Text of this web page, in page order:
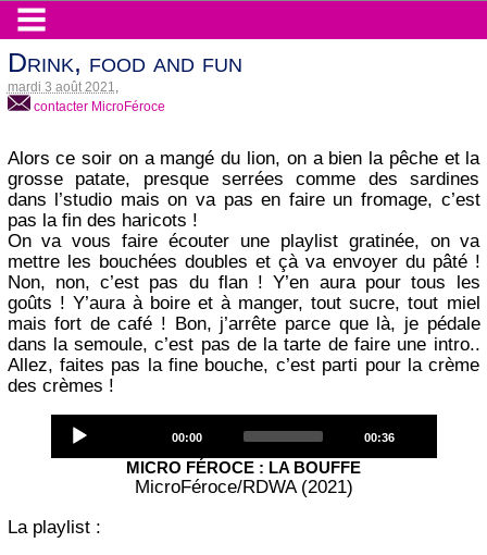
Drink, food and fun
mardi 3 août 2021
contacter MicroFéroce
Alors ce soir on a mangé du lion, on a bien la pêche et la
grosse patate, presque serrées comme des sardines
dans l’studio mais on va pas en faire un fromage, c’est
pas la fin des haricots !
On va vous faire écouter une playlist gratinée, on va
mettre les bouchées doubles et çà va envoyer du pâté !
Non, non, c’est pas du flan ! Y’en aura pour tous les
goûts ! Y’aura à boire et à manger, tout sucre, tout miel
mais fort de café ! Bon, j’arrête parce que là, je pédale
dans la semoule, c’est pas de la tarte de faire une intro..
Allez, faites pas la fine bouche, c’est parti pour la crème
des crèmes !
Player
Current
00:00
Total
00:36
MICRO FÉROCE : LA BOUFFE
MicroFéroce/RDWA (2021)
La playlist :